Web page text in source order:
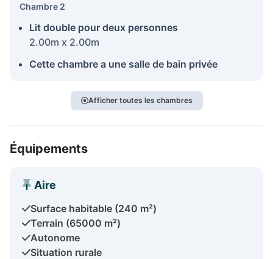
Chambre 2
Lit double pour deux personnes
2.00m x 2.00m
Cette chambre a une salle de bain privée
Afficher toutes les chambres
Équipements
Aire
Surface habitable (240 m²)
Terrain (65000 m²)
Autonome
Situation rurale